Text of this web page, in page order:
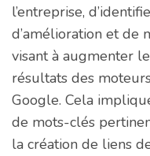
l’entreprise,
d’amélioration et de
visant à augmenter
résultats des
Google. Cela
de mots-clés
la création de liens